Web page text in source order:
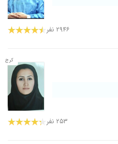
۲۹۴۶ نفر
کرج
۲۵۳ نفر